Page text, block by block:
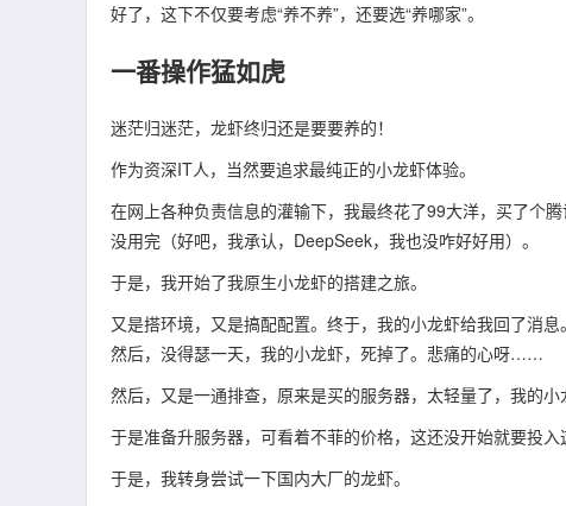
好了，这下不仅要考虑“养不养”，还要选“养哪家”。
一番操作猛如虎
迷茫归迷茫，龙虾终归还是要要养的！
作为资深IT人，当然要追求最纯正的小龙虾体验。
在网上各种负责信息的灌输下，我最终花了99大洋，买了个
没用完（好吧，我承认，DeepSeek，我也没咋好好用）。
于是，我开始了我原生小龙虾的搭建之旅。
又是搭环境，又是搞配配置。终于，我的小龙虾给我回了消
然后，没得瑟一天，我的小龙虾，死掉了。悲痛的心呀……
然后，又是一通排查，原来是买的服务器，太轻量了，我的小
于是准备升服务器，可看着不菲的价格，这还没开始就要投
于是，我转身尝试一下国内大厂的龙虾。